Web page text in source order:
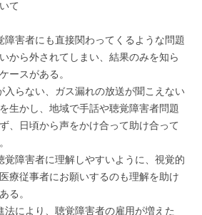
て
障害者にも直接関わってくるような問題
から外されてしまい、結果のみを知ら
ースがある。
入らない、ガス漏れの放送が聞こえない
生かし、地域で手話や聴覚障害者問題
、日頃から声をかけ合って助け合って
覚障害者に理解しやすいように、視覚的
療従事者にお願いするのも理解を助け
る。
法により、聴覚障害者の雇用が増えた